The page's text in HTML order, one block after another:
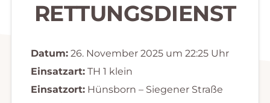
RETTUNGSDIENST
Datum:26. November 2025 um 22:25 Uhr
Einsatzart:TH 1 klein
Einsatzort:Hünsborn – Siegener Straße